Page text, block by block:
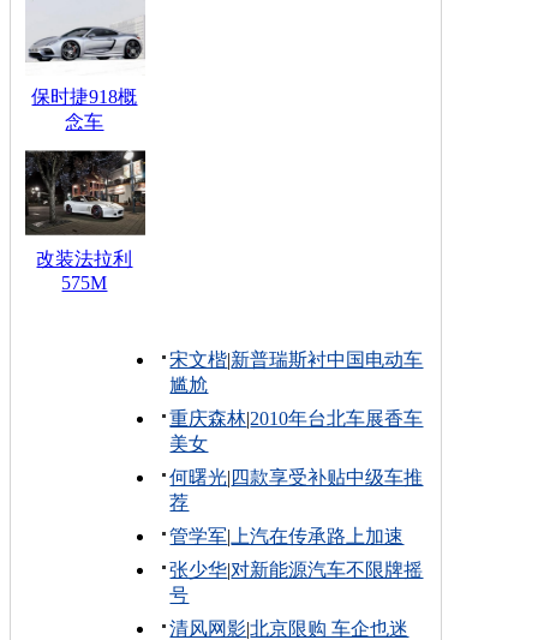
保时捷918概
念车
改装法拉利
575M
宋文楷|新普瑞斯衬中国电动车
尴尬
重庆森林|2010年台北车展香车
美女
何曙光| 四款享受补贴中级车推
荐
管学军| 上汽在传承路上加速
张少华|对新能源汽车不限牌摇
号
清风网影|北京限购 车企也迷